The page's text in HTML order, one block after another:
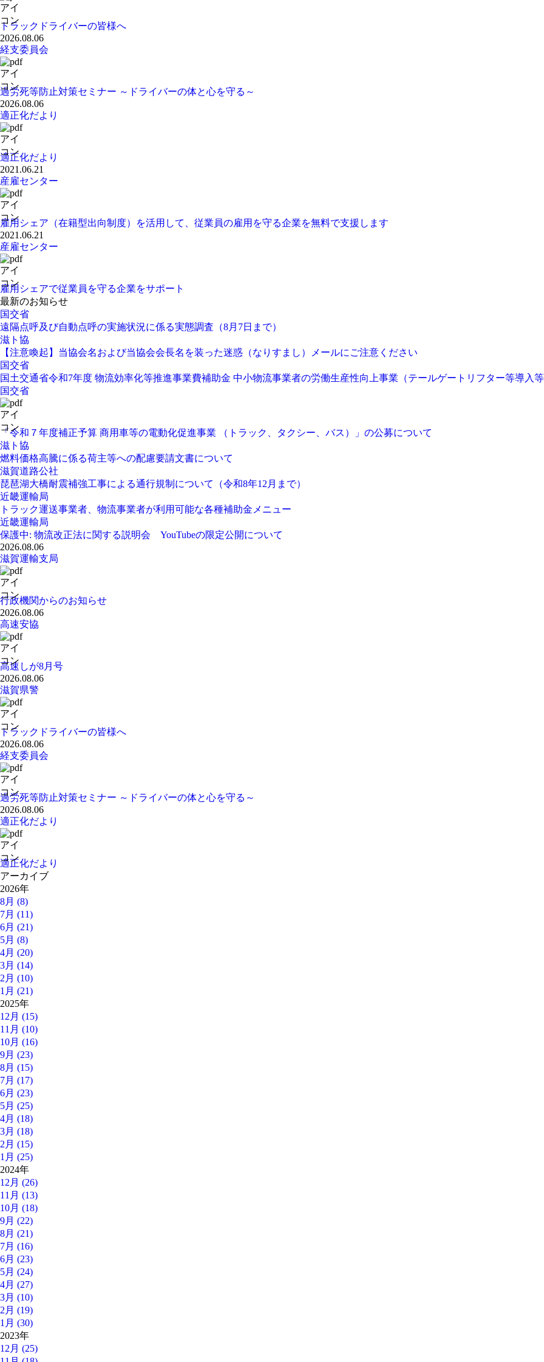
トラックドライバーの皆様へ
2026.08.06
経支委員会
過労死等防止対策セミナー ～ドライバーの体と心を守る～
2026.08.06
適正化だより
適正化だより
2021.06.21
産雇センター
雇用シェア（在籍型出向制度）を活用して、従業員の雇用を守る企業を無料で支援します
2021.06.21
産雇センター
雇用シェアで従業員を守る企業をサポート
最新のお知らせ
国交省
遠隔点呼及び自動点呼の実施状況に係る実態調査（8月7日まで）
滋ト協
【注意喚起】当協会名および当協会会長名を装った迷惑（なりすまし）メールにご注意ください
国交省
国土交通省令和7年度 物流効率化等推進事業費補助金 中小物流事業者の労働生産性向上事業（テールゲートリフター等導入
国交省
「令和７年度補正予算 商用車等の電動化促進事業 （トラック、タクシー、バス）」の公募について
滋ト協
燃料価格高騰に係る荷主等への配慮要請文書について
滋賀道路公社
琵琶湖大橋耐震補強工事による通行規制について（令和8年12月まで）
近畿運輸局
トラック運送事業者、物流事業者が利用可能な各種補助金メニュー
近畿運輸局
保護中: 物流改正法に関する説明会 YouTubeの限定公開について
2026.08.06
滋賀運輸支局
行政機関からのお知らせ
2026.08.06
高速安協
高速しが8月号
2026.08.06
滋賀県警
トラックドライバーの皆様へ
2026.08.06
経支委員会
過労死等防止対策セミナー ～ドライバーの体と心を守る～
2026.08.06
適正化だより
適正化だより
アーカイブ
2026年
8月 (8)
7月 (11)
6月 (21)
5月 (8)
4月 (20)
3月 (14)
2月 (10)
1月 (21)
2025年
12月 (15)
11月 (10)
10月 (16)
9月 (23)
8月 (15)
7月 (17)
6月 (23)
5月 (25)
4月 (18)
3月 (18)
2月 (15)
1月 (25)
2024年
12月 (26)
11月 (13)
10月 (18)
9月 (22)
8月 (21)
7月 (16)
6月 (23)
5月 (24)
4月 (27)
3月 (10)
2月 (19)
1月 (30)
2023年
12月 (25)